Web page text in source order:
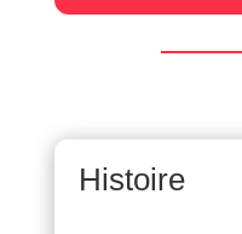
Histoire